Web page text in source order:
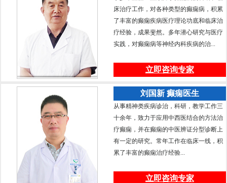
床治疗工作，对各种类型的癫痫病，积累
了丰富的癫痫疾病医疗理论功底和临床治
疗经验，成果斐然。多年潜心研究与医疗
实践，对癫痫病等神经内科疾病的治...
立即咨询专家
刘国新 癫痫医生
从事精神类疾病诊治，科研，教学工作三
十余年，致力于应用中西医结合的方法治
疗癫痫，并在癫痫的中医辨证分型诊断上
有一定的研究。常年工作在临床一线，积
累了丰富的癫痫治疗经验...
立即咨询专家